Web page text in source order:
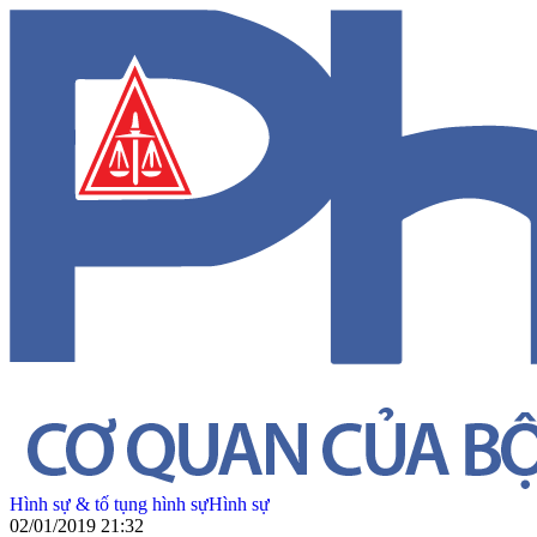
Hình sự & tố tụng hình sựHình sự
02/01/2019 21:32